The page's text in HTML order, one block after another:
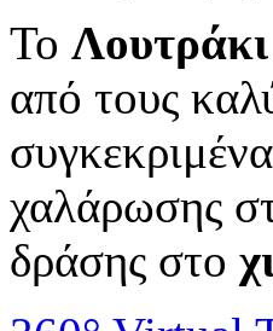
Το
από τους
χαλάρωσης
δράσης στο